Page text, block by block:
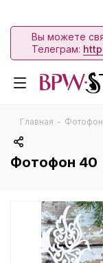
Вы можете
Телеграм:
Главная -
Фотофон 40